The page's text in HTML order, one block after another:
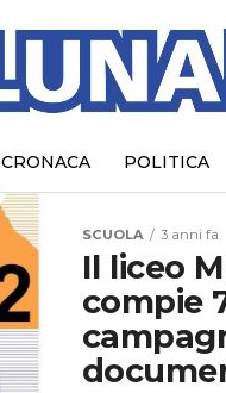
CRONACA POLITICA
SCUOLA 3 anni fa
Il liceo
compie